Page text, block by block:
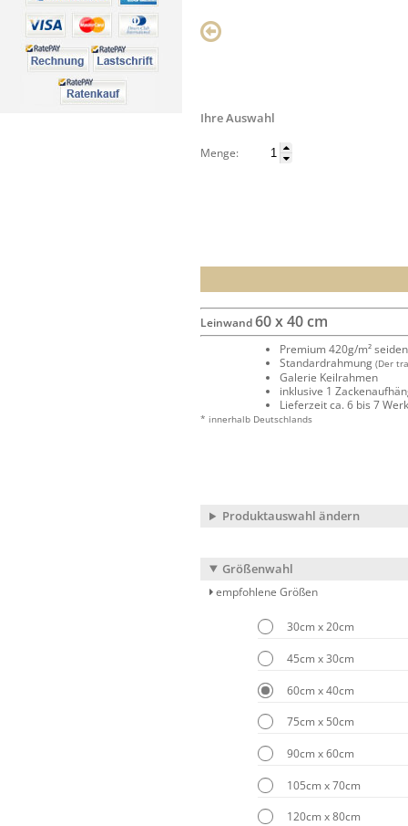
Ihre Auswahl
Menge:
Leinwand60 x 40 cm
Premium 420g/m²
Standardrahmung (Der
Galerie Keilrahmen
inklusive 1
Lieferzeit ca. 6 bis 7
* innerhalb Deutschlands
Produktauswahl ändern
Größenwahl
empfohlene Größen
30cm x 20cm
45cm x 30cm
60cm x 40cm
75cm x 50cm
90cm x 60cm
105cm x 70cm
120cm x 80cm